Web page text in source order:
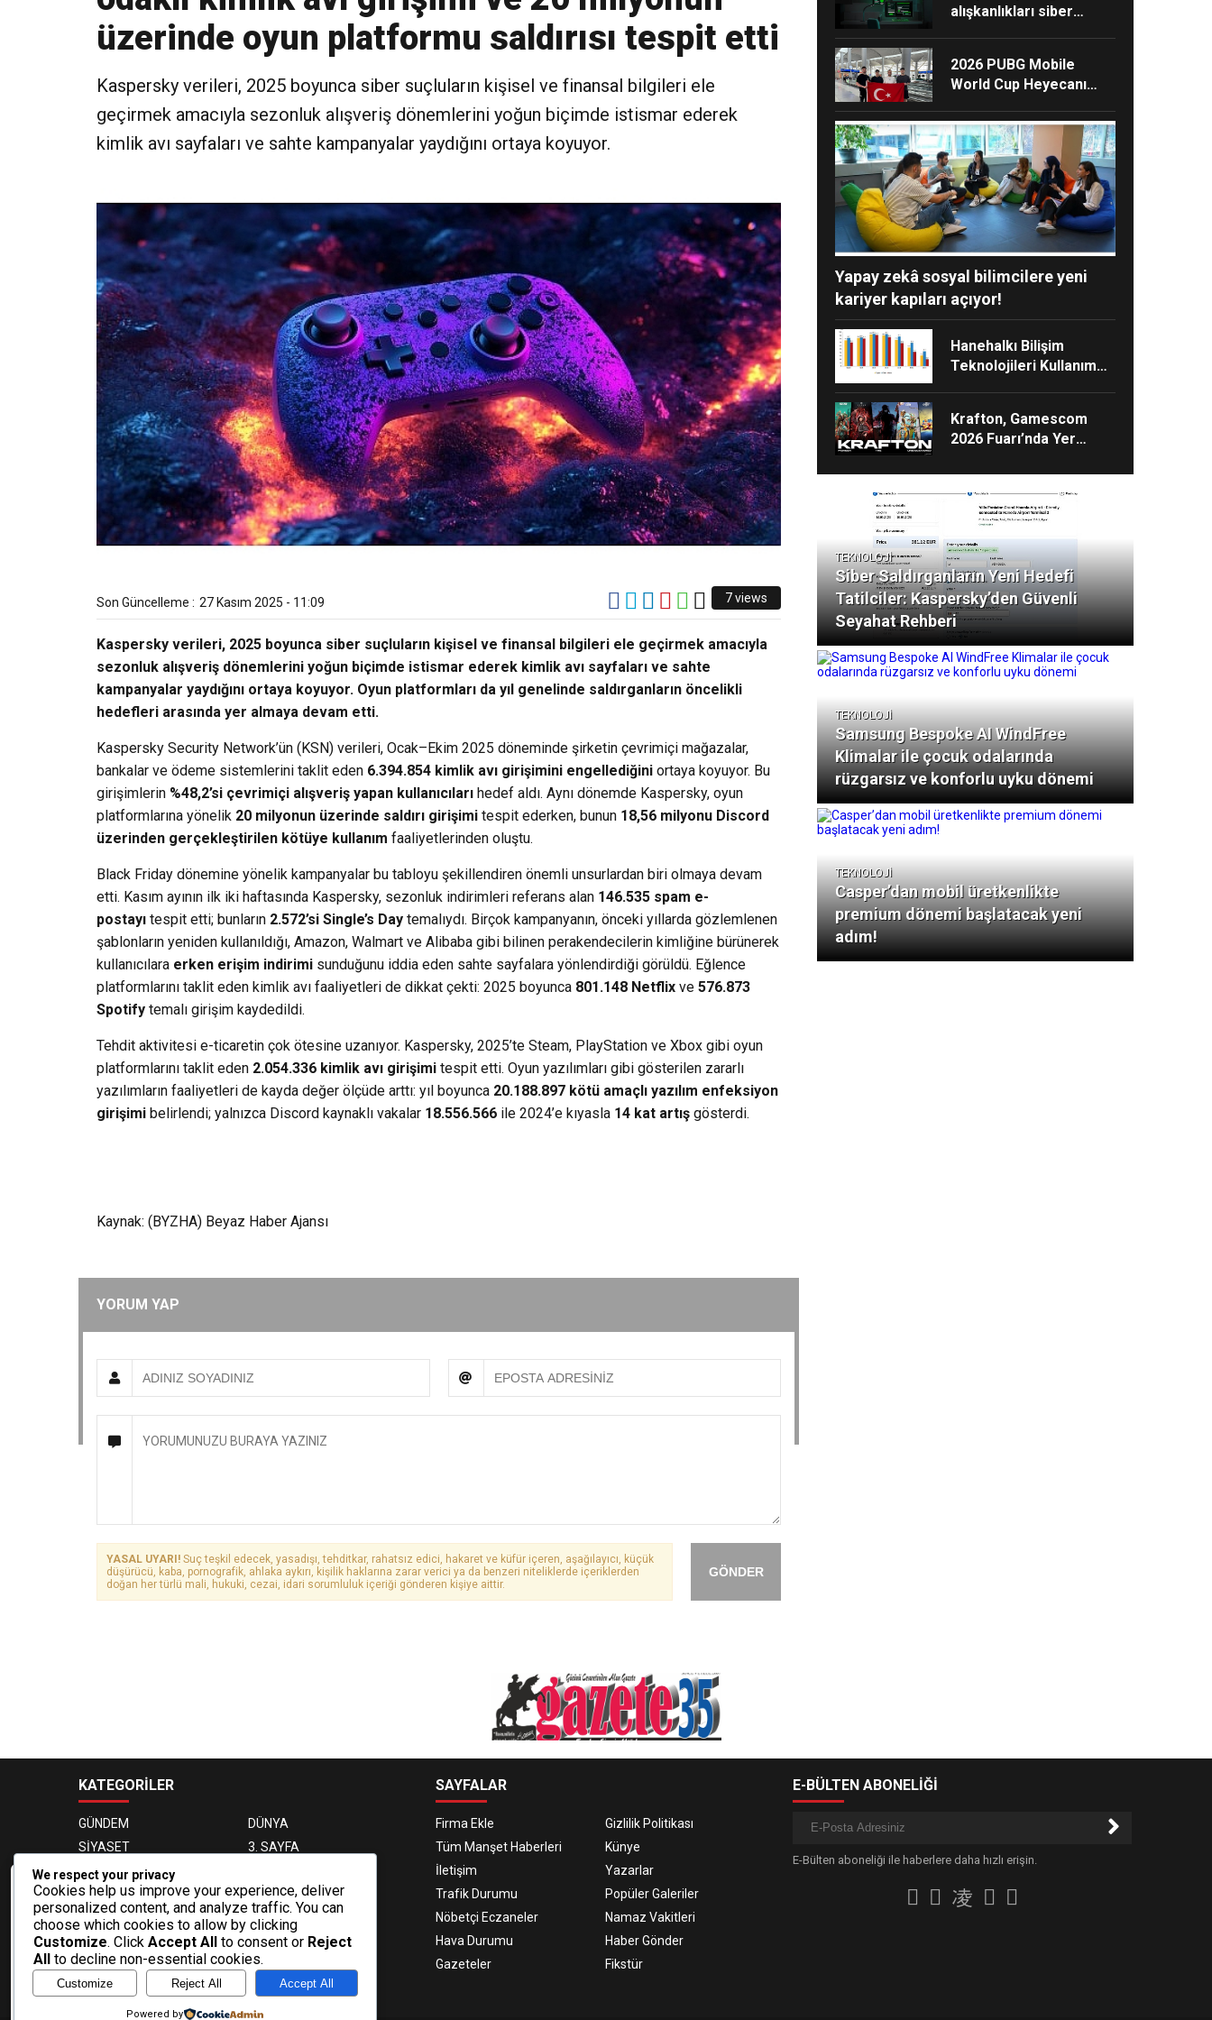
Veri politikasındaki amaçlarla sınırlı ve
mevzuata uygun şekilde çerez
konumlandırmaktayız. Detaylar için veri
politikamızı inceleyebilirsiniz.
Daha fazla bilgi
üzerinde oyun platformu saldırısı tespit etti
Kaspersky verileri, 2025 boyunca siber suçluların kişisel ve finansal bilgileri ele
geçirmek amacıyla sezonluk alışveriş dönemlerini yoğun biçimde istismar ederek
kimlik avı sayfaları ve sahte kampanyalar yaydığını ortaya koyuyor.
Son Güncelleme : 27 Kasım 2025 - 11:09 7 views
Kaspersky verileri, 2025 boyunca siber suçluların kişisel ve finansal bilgileri ele geçirmek amacıyla
sezonluk alışveriş dönemlerini yoğun biçimde istismar ederek kimlik avı sayfaları ve sahte
kampanyalar yaydığını ortaya koyuyor. Oyun platformları da yıl genelinde saldırganların öncelikli
hedefleri arasında yer almaya devam etti.
Kaspersky Security Network’ün (KSN) verileri, Ocak–Ekim 2025 döneminde şirketin çevrimiçi mağazalar,
bankalar ve ödeme sistemlerini taklit eden 6.394.854 kimlik avı girişimini engellediğini ortaya koyuyor. Bu
girişimlerin %48,2’si çevrimiçi alışveriş yapan kullanıcıları hedef aldı. Aynı dönemde Kaspersky, oyun
platformlarına yönelik 20 milyonun üzerinde saldırı girişimi tespit ederken, bunun 18,56 milyonu Discord
üzerinden gerçekleştirilen kötüye kullanım faaliyetlerinden oluştu.
Black Friday dönemine yönelik kampanyalar bu tabloyu şekillendiren önemli unsurlardan biri olmaya devam
etti. Kasım ayının ilk iki haftasında Kaspersky, sezonluk indirimleri referans alan 146.535 spam e-
postayı tespit etti; bunların 2.572’si Single’s Day temalıydı. Birçok kampanyanın, önceki yıllarda gözlemlenen
şablonların yeniden kullanıldığı, Amazon, Walmart ve Alibaba gibi bilinen perakendecilerin kimliğine bürünerek
kullanıcılara erken erişim indirimi sunduğunu iddia eden sahte sayfalara yönlendirdiği görüldü. Eğlence
platformlarını taklit eden kimlik avı faaliyetleri de dikkat çekti: 2025 boyunca 801.148 Netflix ve 576.873
Spotify temalı girişim kaydedildi.
Tehdit aktivitesi e-ticaretin çok ötesine uzanıyor. Kaspersky, 2025’te Steam, PlayStation ve Xbox gibi oyun
platformlarını taklit eden 2.054.336 kimlik avı girişimi tespit etti. Oyun yazılımları gibi gösterilen zararlı
yazılımların faaliyetleri de kayda değer ölçüde arttı: yıl boyunca 20.188.897 kötü amaçlı yazılım enfeksiyon
girişimi belirlendi; yalnızca Discord kaynaklı vakalar 18.556.566 ile 2024’e kıyasla 14 kat artış gösterdi.
Kaynak: (BYZHA) Beyaz Haber Ajansı
YORUM YAP
GÖNDER
YASAL UYARI! Suç teşkil edecek, yasadışı, tehditkar, rahatsız edici, hakaret ve küfür içeren, aşağılayıcı, küçük
düşürücü, kaba, pornografik, ahlaka aykırı, kişilik haklarına zarar verici ya da benzeri niteliklerde içeriklerden
doğan her türlü mali, hukuki, cezai, idari sorumluluk içeriği gönderen kişiye aittir.
alışkanlıkları siber
2026 PUBG Mobile
World Cup Heyecanı
Yapay zekâ sosyal bilimcilere yeni
kariyer kapıları açıyor!
Hanehalkı Bilişim
Teknolojileri Kullanım
Krafton, Gamescom
2026 Fuarı’nda Yer
Yeni Ayrıntıları Paylaştı
TEKNOLOJİ
Siber Saldırganların Yeni Hedefi
Tatilciler: Kaspersky’den Güvenli
Seyahat Rehberi
TEKNOLOJİ
Samsung Bespoke AI WindFree
Klimalar ile çocuk odalarında
rüzgarsız ve konforlu uyku dönemi
TEKNOLOJİ
Casper’dan mobil üretkenlikte
premium dönemi başlatacak yeni
adım!
KATEGORİLER
GÜNDEM
DÜNYA
SİYASET
3. SAYFA
EKONOMİ
MAGAZİN
OTOMOBİL
SAĞLIK
SPOR
TEKNOLOJİ
VIDEO GALERİ
FOTO GALERİ
VİZYONDAKİLER
BİYOGRAFİLER
SAYFALAR
Firma Ekle
Gizlilik Politikası
Tüm Manşet Haberleri
Künye
İletişim
Yazarlar
Trafik Durumu
Popüler Galeriler
Nöbetçi Eczaneler
Namaz Vakitleri
Hava Durumu
Haber Gönder
Gazeteler
Fikstür
E-BÜLTEN ABONELİĞİ
E-Bülten aboneliği ile haberlere daha hızlı erişin.
We respect your privacy
Cookies help us improve your experience, deliver
personalized content, and analyze traffic. You can
choose which cookies to allow by clicking
Customize. Click Accept All to consent or Reject
All
to decline non-essential cookies.
Customize Reject All Accept All
Powered by